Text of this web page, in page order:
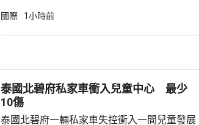
批評日方加快發展進攻性武器的動向日益猖
說，真正威脅日本安全、地區和平穩定的，恰
恰是日本國內謀求擴軍備武、加速再軍事化...
國際 1小時前
泰國北碧府私家車衝入兒童中心 最少
10傷
泰國北碧府一輛私家車失控衝入一間兒童發展